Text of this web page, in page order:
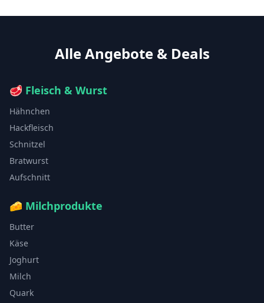
Alle Angebote & Deals
🥩 Fleisch & Wurst
Hähnchen
Hackfleisch
Schnitzel
Bratwurst
Aufschnitt
🧀 Milchprodukte
Butter
Käse
Joghurt
Milch
Quark